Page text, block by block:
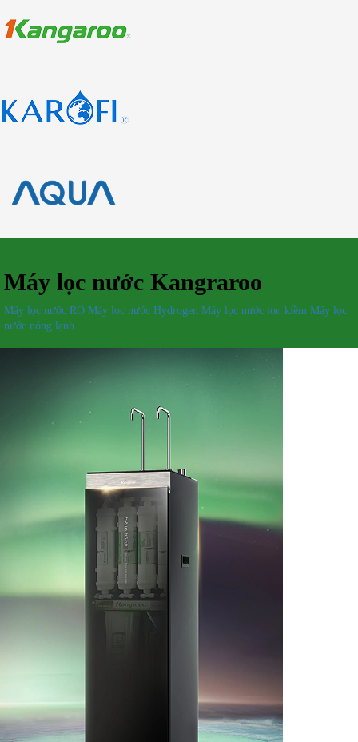
Máy lọc nước Kangraroo
Máy lọc nước RO Máy lọc nước Hydrogen Máy lọc nước ion kiềm Máy lọc
nước nóng lạnh